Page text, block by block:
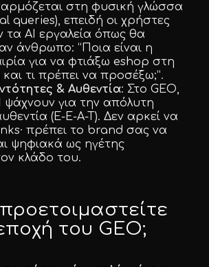
στη φυσική γλώσσα
queries), επειδή οι χρήστες
τα AI εργαλεία όπως θα
άνθρωπο: “Ποια είναι η
για να φτιάξω eshop στη
τι πρέπει να προσέξω;”.
& Αυθεντία: Στο GEO,
ψάχνουν για την απόλυτη
(E-E-A-T). Δεν αρκεί να
πρέπει το brand σας να
ψηφιακά ως ηγέτης
κλάδο του.
του GEO;